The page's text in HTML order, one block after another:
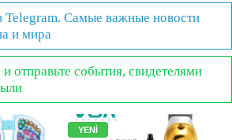
Telegram. Самые важные новости
и мира
и отправьте события, свидетелями